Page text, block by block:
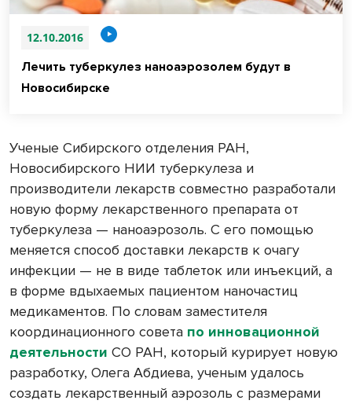
12.10.2016
Лечить туберкулез наноаэрозолем будут в
Новосибирске
Ученые Сибирского отделения РАН,
Новосибирского НИИ туберкулеза и
производители лекарств совместно разработали
новую форму лекарственного препарата от
туберкулеза — наноаэрозоль. С его помощью
меняется способ доставки лекарств к очагу
инфекции — не в виде таблеток или инъекций, а
в форме вдыхаемых пациентом наночастиц
медикаментов. По словам заместителя
координационного совета по инновационной
деятельности СО РАН, который курирует новую
разработку, Олега Абдиева, ученым удалось
создать лекарственный аэрозоль с размерами